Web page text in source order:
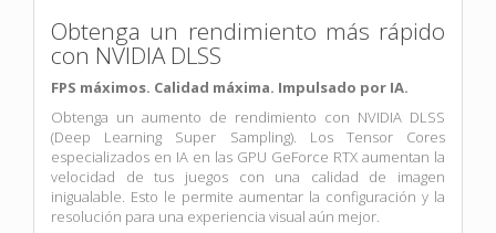
Obtenga un rendimiento más rápido
con NVIDIA DLSS
FPS máximos. Calidad máxima. Impulsado por IA.
Obtenga un aumento de rendimiento con NVIDIA DLSS
(Deep Learning Super Sampling). Los Tensor Cores
especializados en IA en las GPU GeForce RTX aumentan la
velocidad de tus juegos con una calidad de imagen
inigualable. Esto le permite aumentar la configuración y la
resolución para una experiencia visual aún mejor.